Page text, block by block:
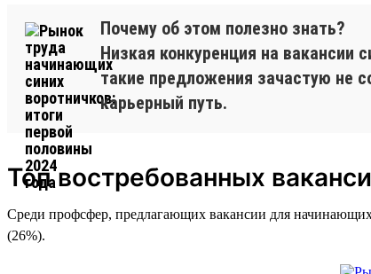
Почему об этом полезно знать?
Низкая конкуренция на вакансии
такие предложения зачастую не
карьерный путь.
Топ востребованных
Среди профсфер, предлагающих вакансии для
(26%).